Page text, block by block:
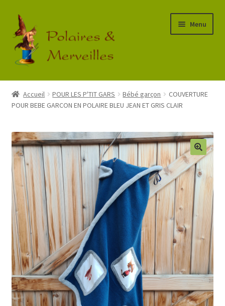
Aller
à
la
navigation
Aller
au
contenu
Menu
Accueil
Boutique
Commande
Mon Compte
Panier
Accueil POUR LES P'TIT GARS Bébé garçon
COUVERTURE
POUR BEBE GARCON EN POLAIRE BLEU JEAN ET GRIS CLAIR